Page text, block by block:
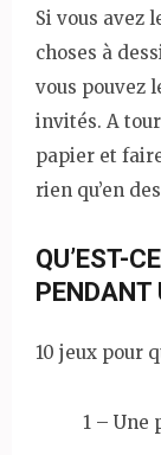
Si vous avez
choses à
vous pouvez
invités. A
papier et
rien qu’en
QU’EST-
PENDANT
10 jeux pour
1 – Une